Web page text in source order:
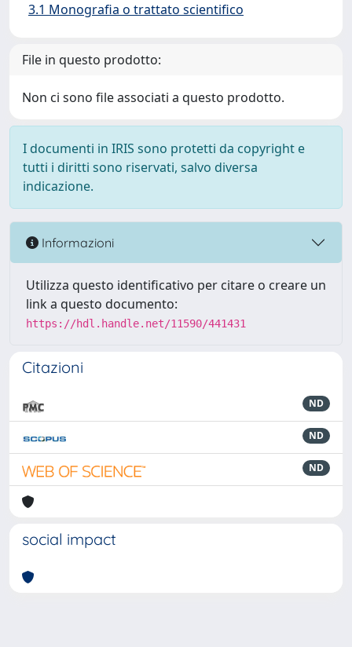
3.1 Monografia o trattato scientifico
File in questo prodotto:
Non ci sono file associati a questo prodotto.
I documenti in IRIS sono protetti da copyright e
tutti i diritti sono riservati, salvo diversa
indicazione.
Informazioni
Utilizza questo identificativo per citare o creare un
link a questo documento:
https://hdl.handle.net/11590/441431
Citazioni
ND
ND
ND
social impact